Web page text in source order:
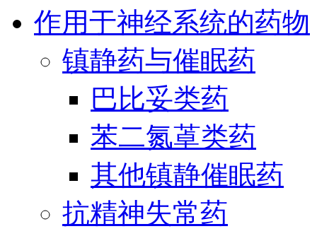
作用于神经系统的药物
镇静药与催眠药
巴比妥类药
苯二氮䓬类药
其他镇静催眠药
抗精神失常药